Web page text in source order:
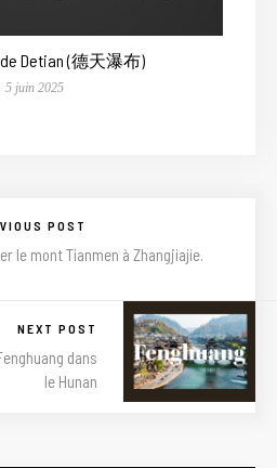
Detian (德天瀑布)
5 juin 2025
POST
le mont Tianmen à Zhangjiajie.
NEXT POST
dans
le Hunan